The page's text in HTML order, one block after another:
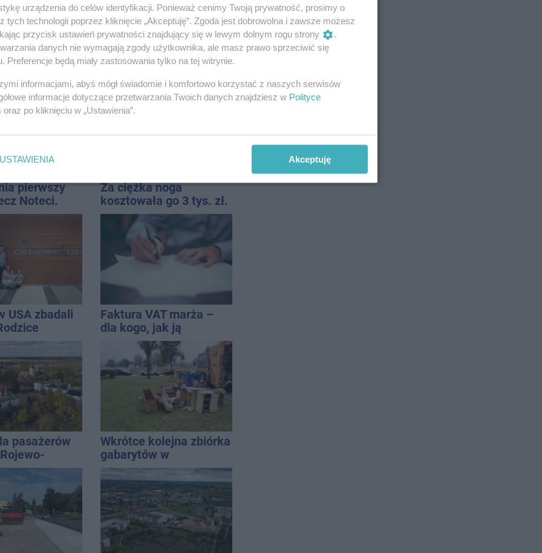
zderzyła się
LPR
Wyprzedził radiowóz na
przed pasami
pierwszy
Noteci.
terminarz
Za ciężka noga
kosztowała go 3 tys. zł.
Do tego 13 punktów
USA zbadali
wieści
Faktura VAT marża –
dla kogo, jak ją
wystawić i jak rozliczyć
pasażerów
Wkrótce kolejna zbiórka
gabarytów w
Inowrocławiu
urządzenia do celów identyfikacji. Ponieważ cenimy Twoją prywatność, prosimy o
tych technologii poprzez kliknięcie „Akceptuję”. Zgoda jest dobrowolna i zawsze możesz
przycisk ustawień prywatności znajdujący się w lewym dolnym rogu strony
danych nie wymagają zgody użytkownika, ale masz prawo sprzeciwić się
Preferencje będą miały zastosowania tylko na tej witrynie.
informacjami, abyś mógł świadomie i komfortowo korzystać z naszych serwisów
informacje dotyczące przetwarzania Twoich danych znajdziesz w Polityce
oraz po kliknięciu w „Ustawienia”.
USTAWIENIA Akceptuję